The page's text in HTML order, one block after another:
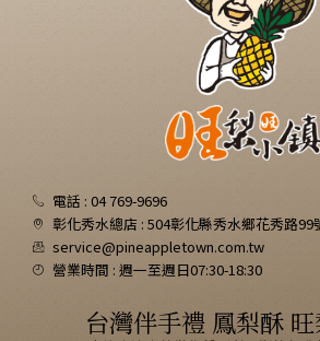
台灣伴手禮 鳳梨酥
電話 : 04 769-9696
彰化秀水總店 : 504彰化縣秀水鄉花秀路99
service@pineappletown.com.tw
營業時間 : 週一至週日07:30-18:30